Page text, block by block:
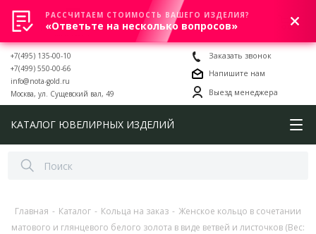
0
+7(495) 135-00-10
+7(499) 550-00-66
info@nota-gold.ru
Москва, ул. Сущевский вал, 49
Заказать звонок
Напишите нам
Выезд менеджера
КАТАЛОГ ЮВЕЛИРНЫХ ИЗДЕЛИЙ
Главная - Каталог - Кольца на заказ - Женское кольцо в сочетании
матового и глянцевого белого золота в виде ветвей и листочков (Вес:
РАССЧИТАЕМ СТОИМОСТЬ ВАШЕГО ИЗДЕЛИЯ?
«Ответьте на несколько вопросов»